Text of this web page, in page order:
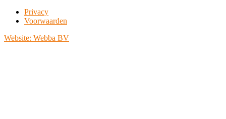
Privacy
Voorwaarden
Website: Webba BV